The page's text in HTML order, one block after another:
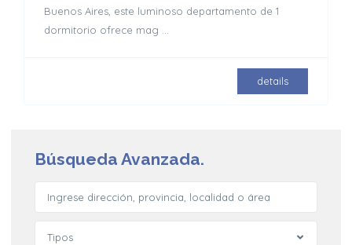
Buenos Aires, este luminoso departamento de 1
dormitorio ofrece mag ...
details
Búsqueda Avanzada.
Tipos